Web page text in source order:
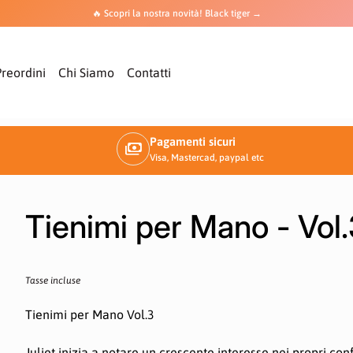
🔥 Scopri la nostra novità! Black tiger →
Chi Siamo Contatti
payments Pagamenti sicuri
Visa, Mastercad, paypal etc
Tienimi per Mano -
Tasse incluse
Tienimi per Mano Vol.3